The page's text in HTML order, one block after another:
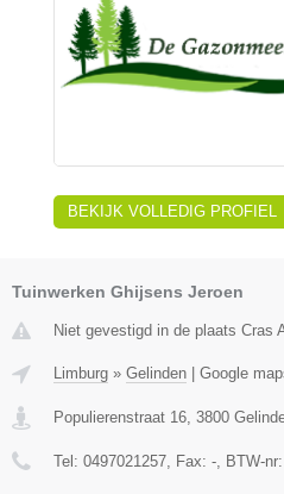
BEKIJK VOLLEDIG PROFIEL
Tuinwerken Ghijsens Jeroen
Niet gevestigd in de plaats Cras
Limburg » Gelinden Google
Populierenstraat 16 3800
Tel: 0497021257 , Fax: - , BTW-nr: